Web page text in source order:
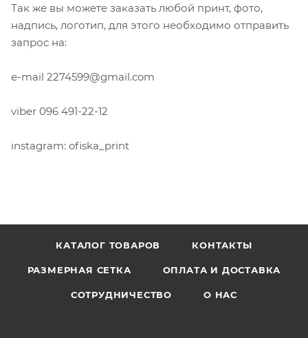
Так же вы можете заказать любой принт, фото,
надпись, логотип, для этого необходимо отправить
запрос на:
e-mail 2274599@gmail.com
viber 096 491-22-12
instagram: ofiska_print
КАТАЛОГ ТОВАРОВ КОНТАКТЫ
РАЗМЕРНАЯ СЕТКА ОПЛАТА И ДОСТАВКА
СОТРУДНИЧЕСТВО О НАС